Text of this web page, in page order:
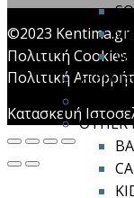
OTHER
©2023 Kentima.gr
Πολιτική Cookies
Πολιτική
Κατασκευή